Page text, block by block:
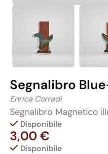
Segnalibro
Enrica Corradi
Segnalibro Magnetico
Disponibile
3,00€
Disponibile